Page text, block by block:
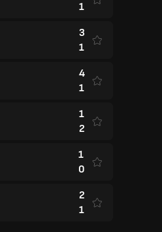
1
3
1
4
1
1
2
1
0
2
1